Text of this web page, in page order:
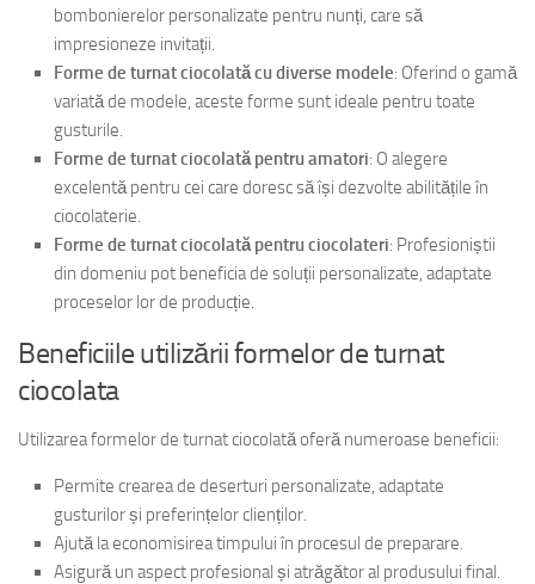
bombonierelor personalizate pentru nunți, care să
impresioneze invitații.
Forme de turnat ciocolată cu diverse modele: Oferind o gamă
variată de modele, aceste forme sunt ideale pentru toate
gusturile.
Forme de turnat ciocolată pentru amatori: O alegere
excelentă pentru cei care doresc să își dezvolte abilitățile în
ciocolaterie.
Forme de turnat ciocolată pentru ciocolateri: Profesioniștii
din domeniu pot beneficia de soluții personalizate, adaptate
proceselor lor de producție.
Beneficiile utilizării formelor de turnat
ciocolata
Utilizarea formelor de turnat ciocolată oferă numeroase beneficii:
Permite crearea de deserturi personalizate, adaptate
gusturilor și preferințelor clienților.
Ajută la economisirea timpului în procesul de preparare.
Asigură un aspect profesional și atrăgător al produsului final.